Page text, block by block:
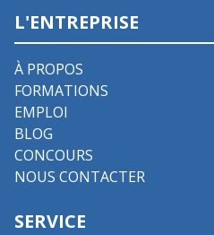
L'ENTREPRISE
À PROPOS
FORMATIONS
EMPLOI
BLOG
CONCOURS
NOUS CONTACTER
SERVICE